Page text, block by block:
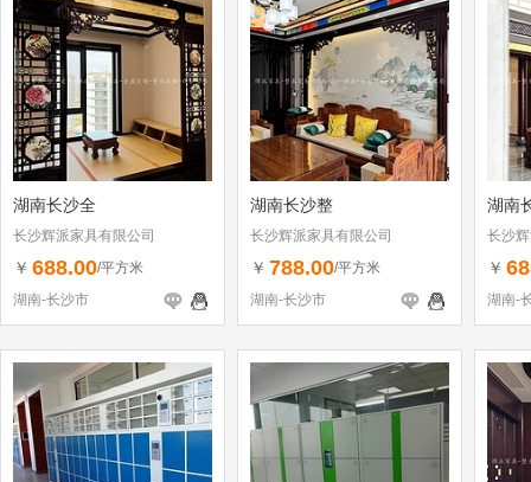
湖南长沙全
长沙辉派家具有限公司
￥ 688.00/平方米
湖南-长沙市
湖南长沙整
长沙辉派家具有限公司
￥ 788.00/平方米
湖南-长沙市
湖南
长沙
￥
湖南-